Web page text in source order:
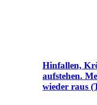
Hinfallen,
aufstehen.
wieder raus